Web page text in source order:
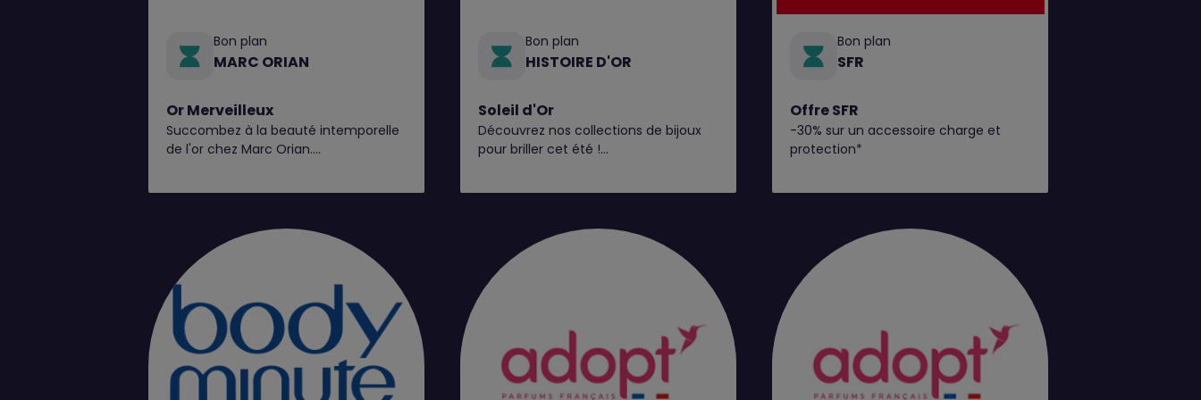
Bon plan
MARC ORIAN
Or Merveilleux
Succombez à la beauté intemporelle
de l'or chez Marc Orian.
Bon plan
HISTOIRE D'OR
Soleil d'Or
Découvrez nos collections de bijoux
pour briller cet été !
d'achat pour tout perçage jusqu’au 31
Bon plan
SFR
Offre SFR
-30% sur un accessoire charge et
protection*